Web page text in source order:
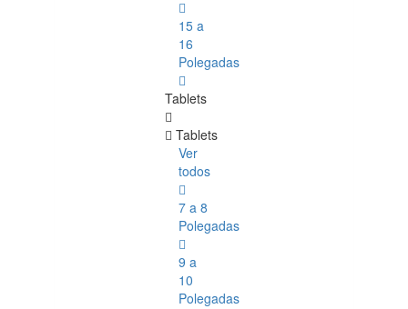
15 a
16
Polegadas
Tablets
Tablets
Ver
todos
7 a 8
Polegadas
9 a
10
Polegadas